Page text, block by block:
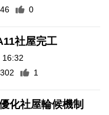
0
社屋完工
16:32
1
化社屋輪候機制